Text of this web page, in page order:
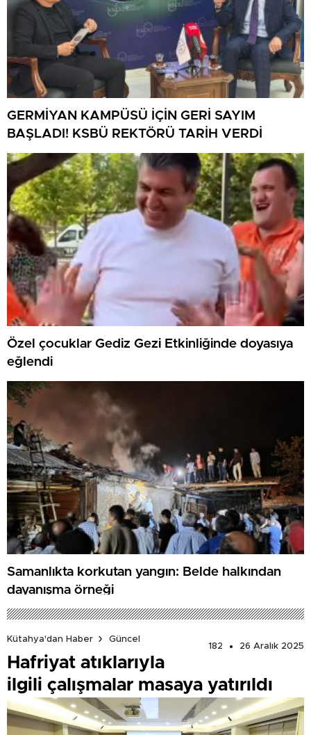
GERMİYAN KAMPÜSÜ İÇİN GERİ SAYIM
BAŞLADI! KSBÜ REKTÖRÜ TARİH VERDİ
Özel çocuklar Gediz Gezi Etkinliğinde doyasıya
eğlendi
Samanlıkta korkutan yangın: Belde halkından
dayanışma örneği
Kütahya'dan Haber
Güncel
182
26 Aralık 2025
Hafriyat atıklarıyla
ilgili çalışmalar masaya yatırıldı